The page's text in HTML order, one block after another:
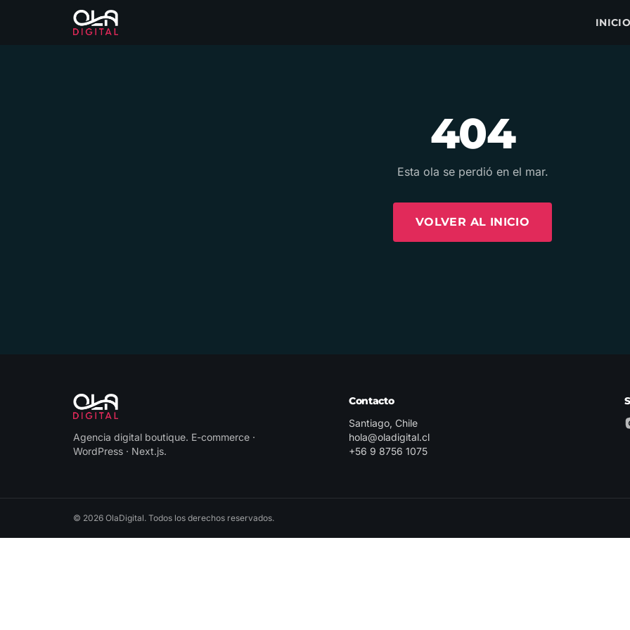
404
Esta ola se perdió en el mar.
VOLVER AL INICIO
Agencia digital boutique. E-commerce ·
WordPress · Next.js.
Contacto
Santiago, Chile
hola@oladigital.cl
+56 9 8756 1075
© 2026 OlaDigital. Todos los derechos reservados.